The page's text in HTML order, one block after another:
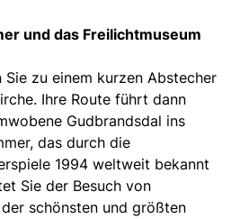
und das Freilichtmuseum
zu einem kurzen Abstecher
Ihre Route führt dann
Gudbrandsdal ins
das durch die
1994 weltweit bekannt
Sie der Besuch von
schönsten und größten